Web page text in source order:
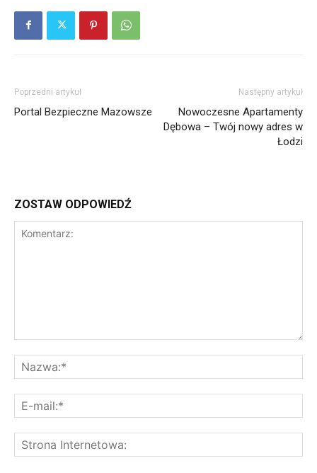
Poprzedni artykuł
Portal Bezpieczne Mazowsze
Następny artykuł
Nowoczesne Apartamenty
Dębowa – Twój nowy adres w
Łodzi
ZOSTAW ODPOWIEDŹ